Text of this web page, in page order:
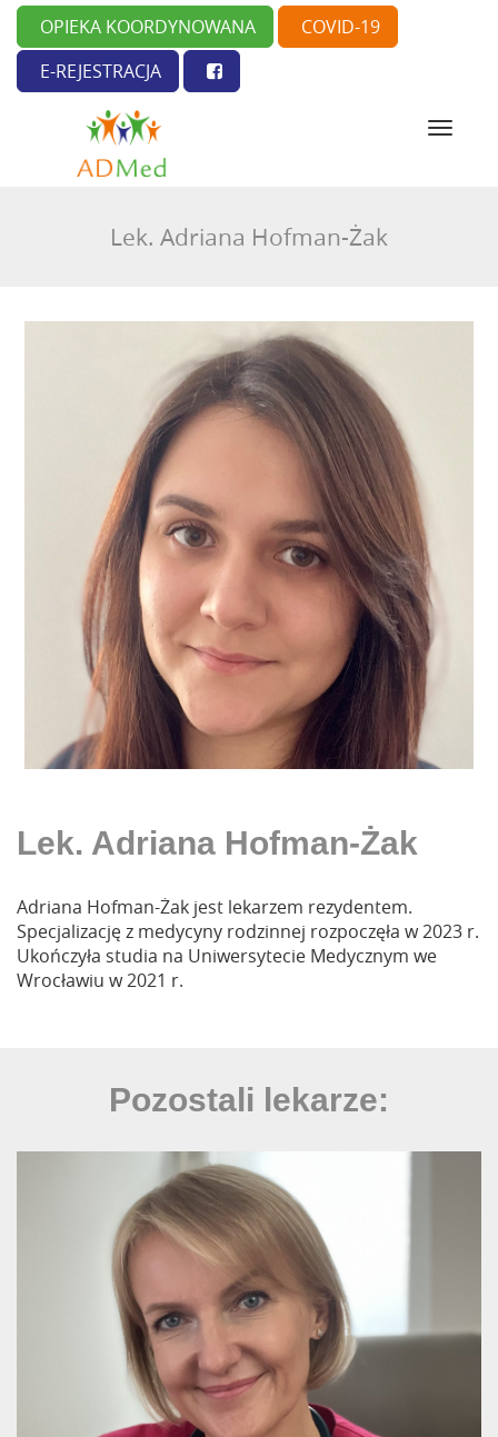
OPIEKA KOORDYNOWANA
COVID-19
E-REJESTRACJA
N
a
Lek. Adriana Hofman-Żak
Lek. Adriana Hofman-Żak
Adriana Hofman-Żak jest lekarzem rezydentem.
Specjalizację z medycyny rodzinnej rozpoczęła w 2023 r.
Ukończyła studia na Uniwersytecie Medycznym we
Wrocławiu w 2021 r.
Pozostali lekarze: